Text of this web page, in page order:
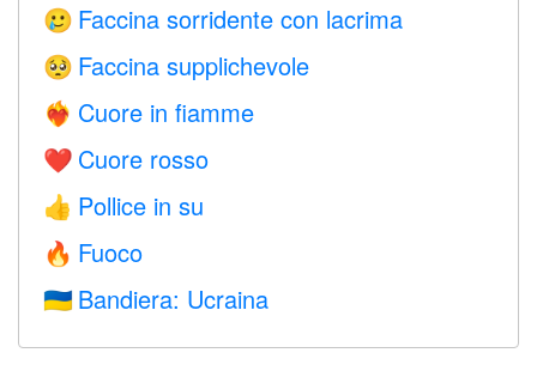
🥲 Faccina sorridente con lacrima
🥺 Faccina supplichevole
❤️‍🔥 Cuore in fiamme
❤️ Cuore rosso
👍 Pollice in su
🔥 Fuoco
🇺🇦 Bandiera: Ucraina